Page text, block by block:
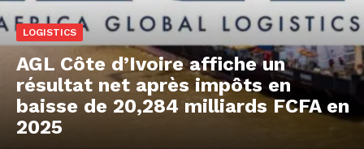
LOGISTICS
AGL Côte d’Ivoire affiche un
résultat net après impôts en
baisse de 20,284 milliards FCFA en
2025